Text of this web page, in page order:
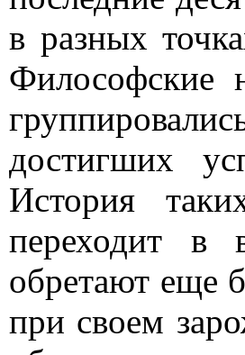
в разных
Философские
достигших
История
переходит в
обретают еще
при своем